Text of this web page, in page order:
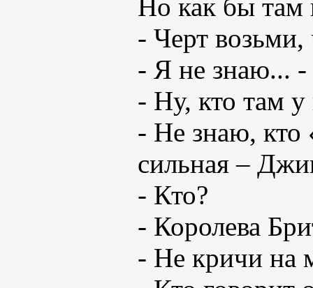
Но как бы там
- Черт возьми,
- Я не знаю... -
- Ну, кто там
- Не знаю, кто
сильная –
- Кто?
- Королева
- Не кричи на